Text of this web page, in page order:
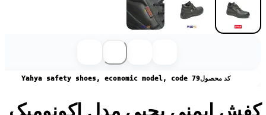
کد محصولYahya safety shoes, economic model, code 79